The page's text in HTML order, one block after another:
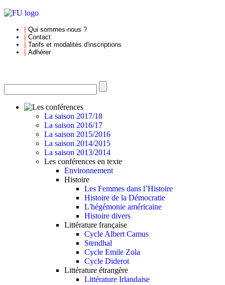
Qui sommes-nous ?
Contact
Tarifs et modalités d'inscriptions
Adhérer
La saison 2017/18
La saison 2016/17
La saison 2015/2016
La saison 2014/2015
La saison 2013/2014
Les conférences en texte
Environnement
Histoire
Les Femmes dans l’Histoire
Histoire de la Démocratie
L'hégémonie américaine
Histoire divers
Littérature française
Cycle Albert Camus
Stendhal
Cycle Emile Zola
Cycle Diderot
Littérature étrangère
Littérature Irlandaise